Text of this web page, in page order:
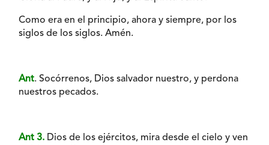
Como era en el principio, ahora y siempre, por los
siglos de los siglos. Amén.
Ant. Socórrenos, Dios salvador nuestro, y perdona
nuestros pecados.
Ant 3. Dios de los ejércitos, mira desde el cielo y ven